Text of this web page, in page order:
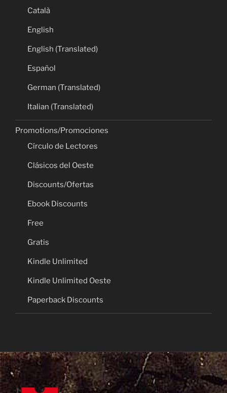
Català
English
English (Translated)
Español
German (Translated)
Italian (Translated)
Promotions/Promociones
Círculo de Lectores
Clásicos del Oeste
Discounts/Ofertas
Ebook Discounts
Free
Gratis
Kindle Unlimited
Kindle Unlimited Oeste
Paperback Discounts